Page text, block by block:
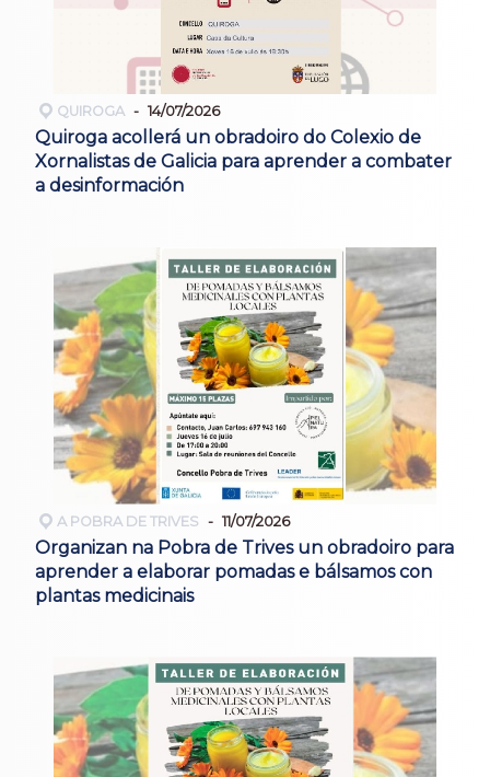
QUIROGA 14/07/2026
Quiroga acollerá un obradoiro do Colexio de
Xornalistas de Galicia para aprender a combater
a desinformación
A POBRA DE TRIVES 11/07/2026
Organizan na Pobra de Trives un obradoiro para
aprender a elaborar pomadas e bálsamos con
plantas medicinais